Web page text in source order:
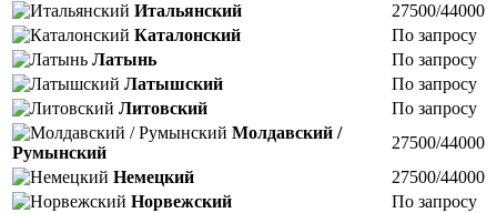
Итальянский
27500/44000
Каталонский
По запросу
Латынь
По запросу
Латышский
По запросу
Литовский
По запросу
Молдавский /
Румынский
27500/44000
Немецкий
27500/44000
Норвежский
По запросу